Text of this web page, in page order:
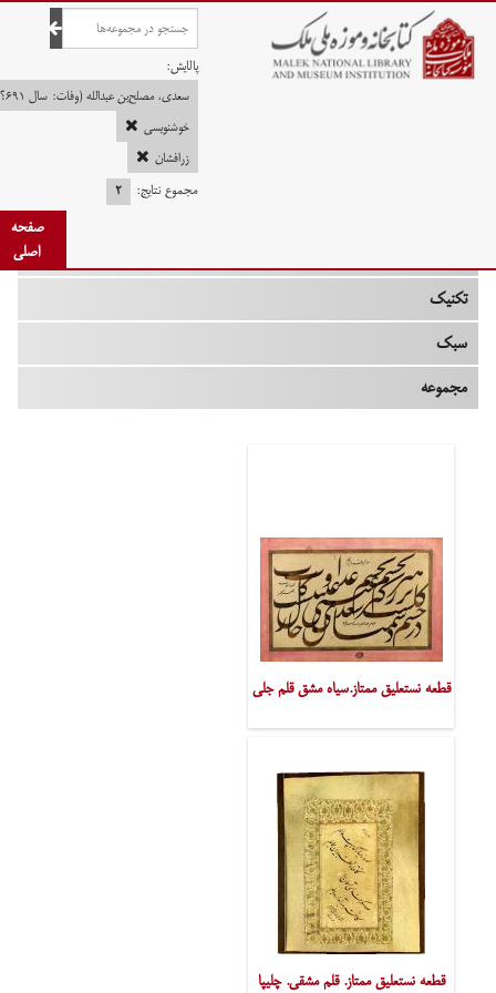
صفحه اصلی
پالایش:
سعدی، مصلح‌بن عبدالله (وفات: سال ‎۶۹۱؟ / قرن ‎۷ ه.ق)
خوشنویسی
زرافشان
مجموع نتایج:
۲
صفحه
اصلی
تکنیک
سبک
مجموعه
قطعه نستعلیق ممتاز.سیاه مشق قلم جلی
قطعه نستعلیق ممتاز. قلم مشقی. چلیپا